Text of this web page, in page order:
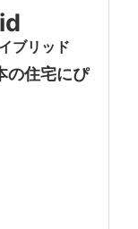
ブリッド
の住宅にぴ